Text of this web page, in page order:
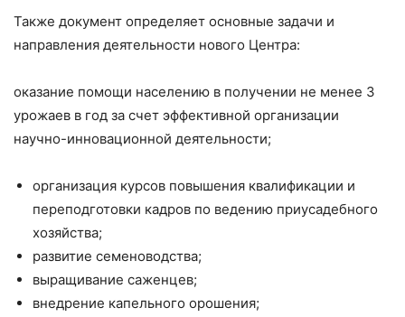
Также документ определяет основные задачи и
направления деятельности нового Центра:
оказание помощи населению в получении не менее 3
урожаев в год за счет эффективной организации
научно-инновационной деятельности;
организация курсов повышения квалификации и
переподготовки кадров по ведению приусадебного
хозяйства;
развитие семеноводства;
выращивание саженцев;
внедрение капельного орошения;